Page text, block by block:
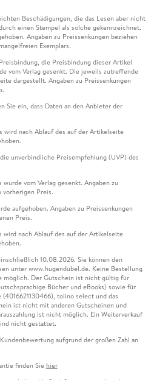
Beschädigungen, die das Lesen aber nicht
einen Stempel als solche gekennzeichnet.
Angaben zu Preissenkungen beziehen
Exemplars.
die Preisbindung dieser Artikel
vom Verlag gesenkt. Die jeweils zutreffende
dargestellt. Angaben zu Preissenkungen
Sie ein, dass Daten an den Anbieter der
wird nach Ablauf des auf der Artikelseite
unverbindliche Preisempfehlung (UVP) des
vom Verlag gesenkt. Angaben zu
vorherigen Preis.
aufgehoben. Angaben zu Preissenkungen
Preis.
wird nach Ablauf des auf der Artikelseite
10.08.2026. Sie können den
unter www.hugendubel.de. Keine Bestellung
möglich. Der Gutschein ist nicht gültig für
Bücher und eBooks) sowie für
tolino select und das
ist nicht mit anderen Gutscheinen und
ist nicht möglich. Ein Weiterverkauf
nicht gestattet.
aufgrund der großen Zahl an
finden Sie hier